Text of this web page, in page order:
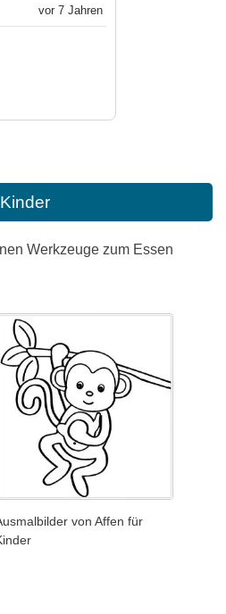
vor 7 Jahren
Werkzeuge zum Essen
von Affen für